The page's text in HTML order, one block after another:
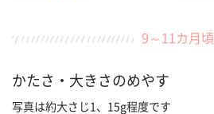
9～11カ月頃
かたさ・大きさのめやす
写真は約大さじ1、15g程度です